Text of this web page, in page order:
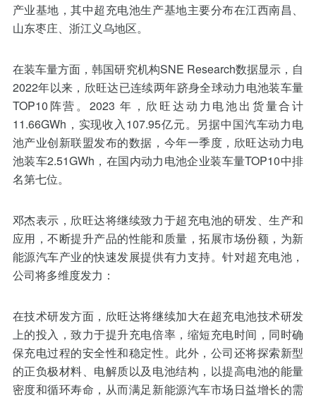
产业基地，其中超充电池生产基地主要分布在江西南昌、
山东枣庄、浙江义乌地区。
在装车量方面，韩国研究机构SNE Research数据显示，自
2022年以来，欣旺达已连续两年跻身全球动力电池装车量
TOP10阵营。2023 年，欣旺达动力电池出货量合计
11.66GWh，实现收入107.95亿元。另据中国汽车动力电
池产业创新联盟发布的数据，今年一季度，欣旺达动力电
池装车2.51GWh，在国内动力电池企业装车量TOP10中排
名第七位。
邓杰表示，欣旺达将继续致力于超充电池的研发、生产和
应用，不断提升产品的性能和质量，拓展市场份额，为新
能源汽车产业的快速发展提供有力支持。针对超充电池，
公司将多维度发力：
在技术研发方面，欣旺达将继续加大在超充电池技术研发
上的投入，致力于提升充电倍率，缩短充电时间，同时确
保充电过程的安全性和稳定性。此外，公司还将探索新型
的正负极材料、电解质以及电池结构，以提高电池的能量
密度和循环寿命，从而满足新能源汽车市场日益增长的需